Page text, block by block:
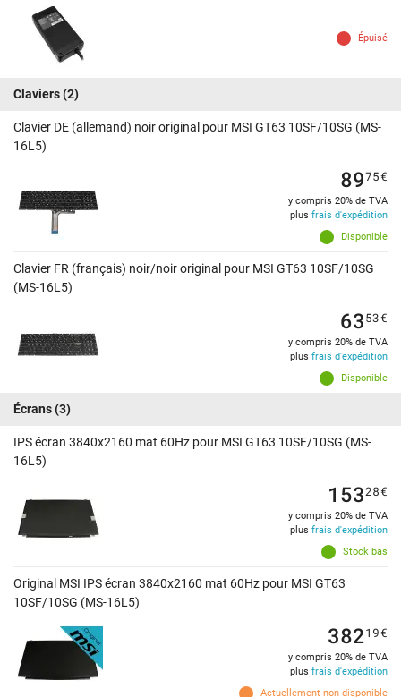
Épuisé
Claviers(2)
Clavier DE (allemand) noir original pour MSI GT63 10SF/10SG (MS-
16L5)
Disponible
8975€
y compris 20% de TVA
plus frais d'expédition
Clavier FR (français) noir/noir original pour MSI GT63 10SF/10SG
(MS-16L5)
Disponible
6353€
y compris 20% de TVA
plus frais d'expédition
Écrans(3)
IPS écran 3840x2160 mat 60Hz pour MSI GT63 10SF/10SG (MS-
16L5)
Stock bas
15328€
y compris 20% de TVA
plus frais d'expédition
Original MSI IPS écran 3840x2160 mat 60Hz pour MSI GT63
10SF/10SG (MS-16L5)
Actuellement non disponible
38219€
y compris 20% de TVA
plus frais d'expédition